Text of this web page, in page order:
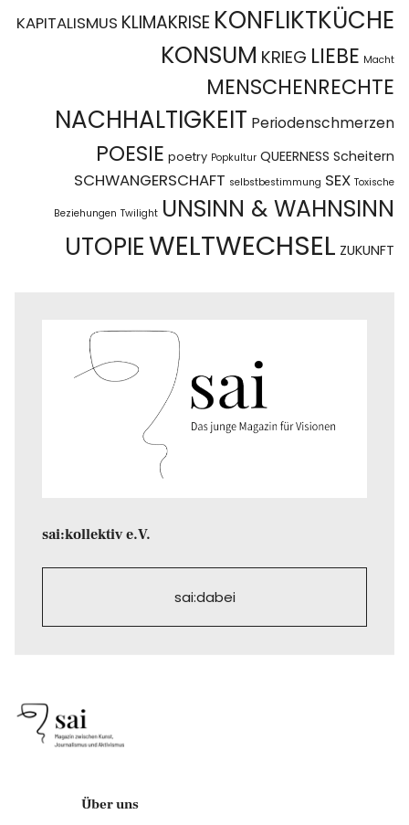
KAPITALISMUS KLIMAKRISE KONFLIKTKÜCHE
KONSUM KRIEG LIEBE Macht
MENSCHENRECHTE
NACHHALTIGKEIT Periodenschmerzen
POESIE poetry Popkultur QUEERNESS Scheitern
SCHWANGERSCHAFT selbstbestimmung SEX Toxische
Beziehungen Twilight UNSINN & WAHNSINN
UTOPIEWELTWECHSEL ZUKUNFT
sai:kollektiv e.V.
sai:dabei
Über uns